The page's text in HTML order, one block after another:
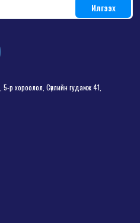
р хороолол, Сөүлийн гудамж 41,